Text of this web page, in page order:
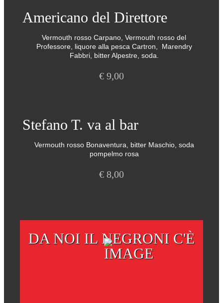
Americano del Direttore
Vermouth rosso Carpano, Vermouth rosso del
Professore, liquore alla pesca Cartron, Marendry
Fabbri, bitter Alpestre, soda.
€ 9,00
Stefano T. va al bar
Vermouth rosso Bonaventura, bitter Maschio, soda
pompelmo rosa
€ 8,00
DA NOI IL NEGRONI C'È